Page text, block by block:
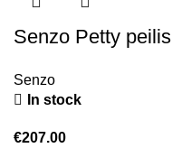
Senzo Petty peilis
Senzo
In stock
€207.00